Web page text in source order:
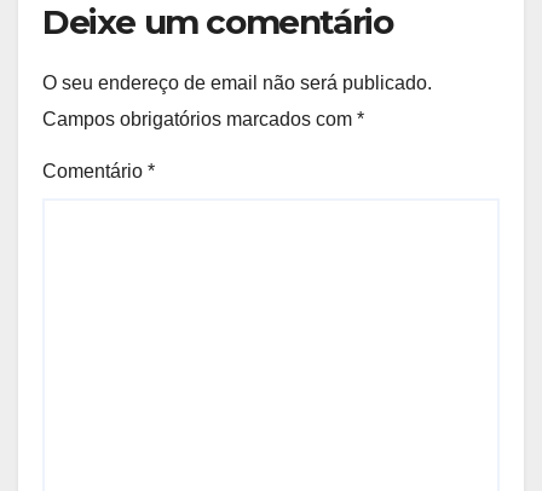
Deixe um comentário
O seu endereço de email não será publicado.
Campos obrigatórios marcados com *
Comentário *